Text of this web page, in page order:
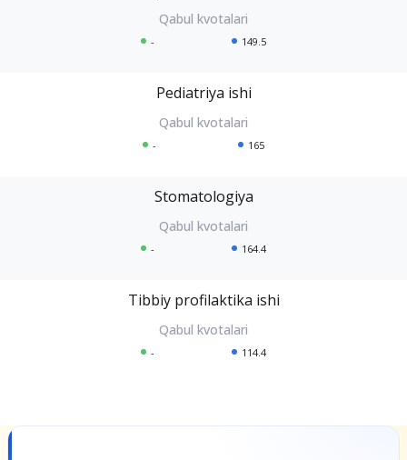
- 149.5
Pediatriya ishi
- 165
Stomatologiya
- 164.4
Tibbiy profilaktika ishi
- 114.4